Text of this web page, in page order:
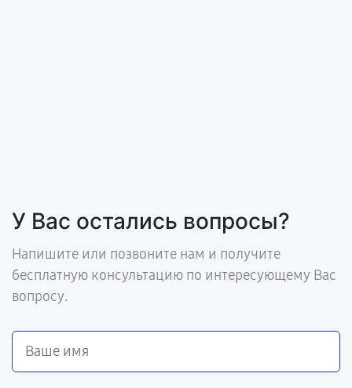
У Вас остались вопросы?
Напишите или позвоните нам и получите
бесплатную консультацию по интересующему Вас
вопросу.